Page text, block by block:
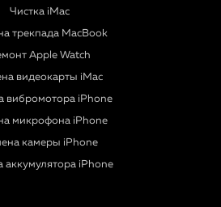
Чистка iMac
трекпада MacBook
Apple Watch
видеокарты iMac
вибромотора iPhone
микрофона iPhone
камеры iPhone
аккумулятора iPhone